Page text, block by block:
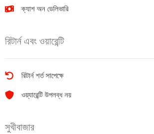
ক্যাশ অন ডেলিভারি
রিটার্ন এবং ওয়ারেন্টি
রিটার্ন শর্ত সাপেক্ষে
ওয়্যারেন্টি উপলব্ধ নয়
সুখীবাজার